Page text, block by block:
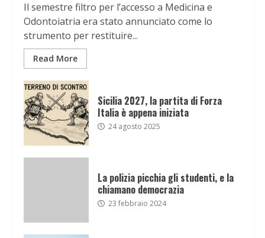
Il semestre filtro per l’accesso a Medicina e
Odontoiatria era stato annunciato come lo
strumento per restituire...
Read More
Sicilia 2027, la partita di Forza
Italia è appena iniziata
24 agosto 2025
La polizia picchia gli studenti, e la
chiamano democrazia
23 febbraio 2024